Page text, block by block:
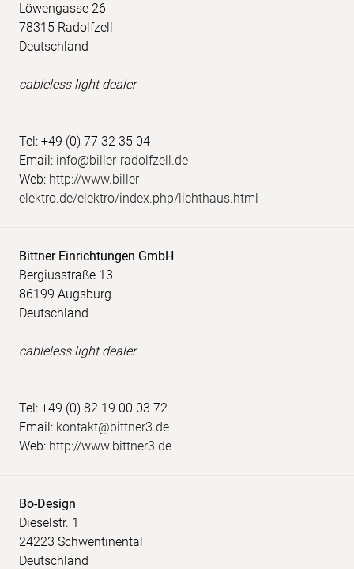
Löwengasse 26
78315 Radolfzell
Deutschland
cableless light dealer
Tel: +49 (0) 77 32 35 04
Email: info@biller-radolfzell.de
Web: http://www.biller-
elektro.de/elektro/index.php/lichthaus.html
Bittner Einrichtungen GmbH
Bergiusstraße 13
86199 Augsburg
Deutschland
cableless light dealer
Tel: +49 (0) 82 19 00 03 72
Email: kontakt@bittner3.de
Web: http://www.bittner3.de
Bo-Design
Dieselstr. 1
24223 Schwentinental
Deutschland